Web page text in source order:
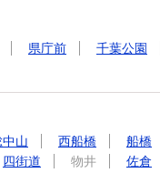
県庁前
千葉公園
山 西船橋
船橋
四街道 物井
佐倉